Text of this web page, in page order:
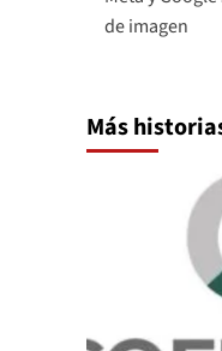
de imagen
Más